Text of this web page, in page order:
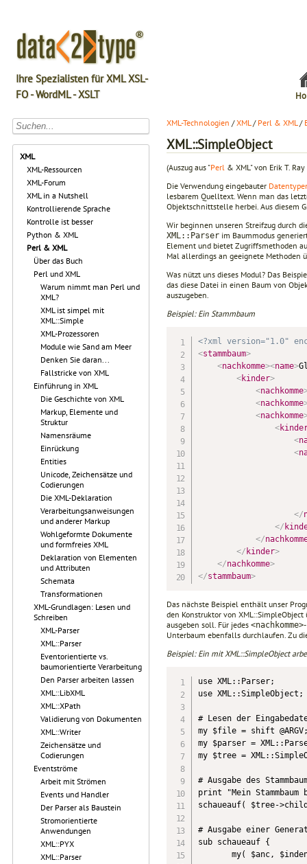
Ihre Spezialisten für XML XSL-
FO - WordML - XSLT
XML
XML-Ressourcen
XML-Forum
XML in a Nutshell
Kontrollierende Sprache
Kontrolle ist besser
Python & XML
Perl & XML
Über das Buch
Perl und XML
Warum nimmt man Perl und
XML?
XML ist simpel mit
XML::Simple
XML-Prozessoren
Module wie Sand am Meer
Denken Sie daran...
Fallstricke von XML
Einführung in XML
Die Geschichte von XML
Markup, Elemente und
Struktur
Namensräume
Einrückung
Entities
Unicode, Zeichensätze und
Codierungen
Die XML-Deklaration
Verarbeitungsanweisungen
und anderer Markup
Wohlgeformte Dokumente
und formfreies XML
Deklaration von Elementen
und Attributen
Schemata
Transformationen
XML-Grundlagen: Lesen und
Schreiben
XML-Parser
XML::Parser
Eventorientierte vs.
baumorientierte Verarbeitung
Den Parser arbeiten lassen
XML::LibXML
XML::XPath
Validierung von Dokumenten
XML::Writer
Zeichensätze und
Codierungen
Eventströme
Arbeit mit Strömen
Events und Handler
Der Parser als Baustein
Stromorientierte
Anwendungen
XML::PYX
XML::Parser
XML-Technologien /XML/ Perl & XML/
XML::SimpleObject
(Auszug aus "Perl & XML" von Erik T.
Die Verwendung eingebauter
lesbarem Quelltext. Wenn man das
Objektschnittstelle herbei. Aus diesem
Wir beginnen unseren Streifzug durch
XML::Parser im Baummodus
Element und bietet Zugriffsmethoden
Mal allerdings an geeignete Methoden
Was nützt uns dieses Modul? Das
das diese Datei in einen Baum von
auszugeben.
Beispiel: Ein Stammbaum
<?xml version="1.0"
<stammbaum>
<nachkomme><name>
<kinder>
<nachkomme
<nachkomme
<nachkomme
<
<
<
</
</
</
</ kinder>
</nachkomme>
</stammbaum>
Das nächste Beispiel enthält unser
den Konstruktor von
ausgeben soll. Für jedes <nachkomme>
Unterbaum ebenfalls durchlaufen. Zu
Beispiel: Ein mit XML::SimpleObject
use XML::Parser;
use XML::SimpleObject;
# Lesen der
my $file = shift
my $parser =
my $tree =
# Ausgabe des
print "Mein
schaueauf( $tree-
# Ausgabe einer
sub schaueauf
my( $anc,